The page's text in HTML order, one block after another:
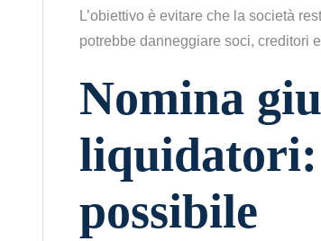
L’obiettivo è evitare che la società
potrebbe danneggiare soci, creditori
Nomina
liquidatori:
possibile